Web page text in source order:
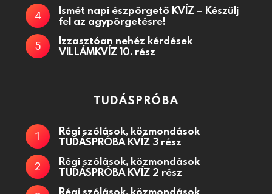
Ismét napi észpörgető KVÍZ – Készülj
fel az agypörgetésre!
Izzasztóan nehéz kérdések
VILLÁMKVÍZ 10. rész
TUDÁSPRÓBA
Régi szólások, közmondások
TUDÁSPRÓBA KVÍZ 3 rész
Régi szólások, közmondások
TUDÁSPRÓBA KVÍZ 2 rész
Régi szólások, közmondások